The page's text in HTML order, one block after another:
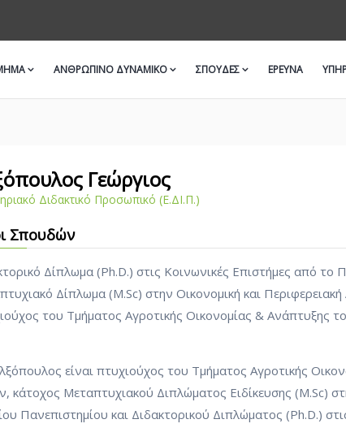
ΑΝΘΡΩΠΙΝΟ ΔΥΝΑΜΙΚΟ ΣΠΟΥΔΕΣ ΈΡΕΥΝΑ
Γεώργιος
Διδακτικό Προσωπικό (Ε.ΔΙ.Π.)
Σπουδών
Δίπλωμα (Ph.D.) στις Κοινωνικές Επιστήμες από
Δίπλωμα (M.Sc) στην Οικονομική και
του Τμήματος Αγροτικής Οικονομίας & Ανάπτυξης
είναι πτυχιούχος του Τμήματος Αγροτικής
κάτοχος Μεταπτυχιακού Διπλώματος Ειδίκευσης (M.Sc)
Πανεπιστημίου και Διδακτορικού Διπλώματος (Ph.D.)